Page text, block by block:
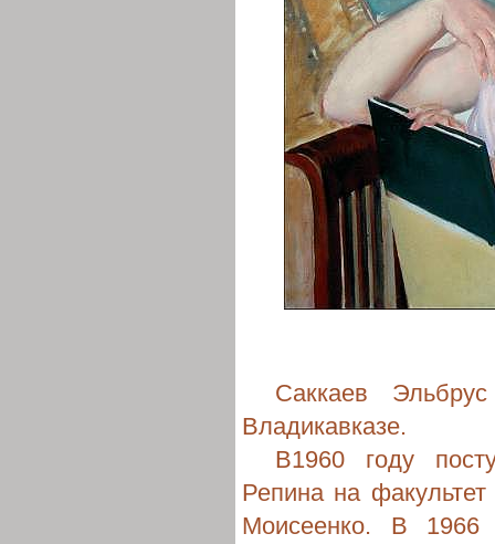
Саккаев
Владикавказе.
В1960 году
Репина на
Моисеенко. В 1966